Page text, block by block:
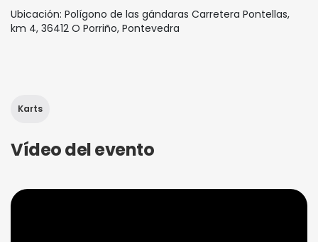
Ubicación: Polígono de las gándaras Carretera Pontellas,
km 4, 36412 O Porriño, Pontevedra
Karts
Vídeo del evento